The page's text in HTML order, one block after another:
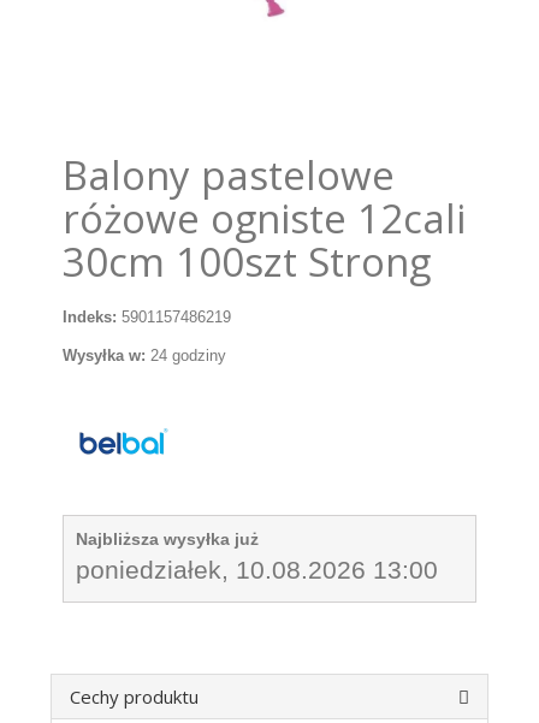
Balony pastelowe
różowe ogniste 12cali
30cm 100szt Strong
Indeks: 5901157486219
Wysyłka w: 24 godziny
Najbliższa wysyłka już
poniedziałek, 10.08.2026 13:00
Cechy produktu